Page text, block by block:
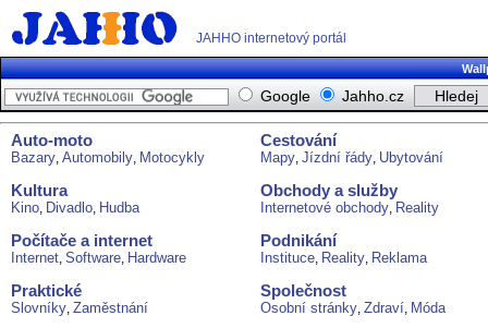
JAHHO internetový portál
Google Jahho.cz
Auto-moto
Bazary, Automobily, Motocykly
Kultura
Kino, Divadlo, Hudba
Počítače a internet
Internet, Software, Hardware
Praktické
Slovníky, Zaměstnání
Cestování
Mapy, Jízdní řády, Ubytování
Obchody a služby
Internetové obchody, Reality
Podnikání
Instituce, Reality, Reklama
Společnost
Osobní stránky, Zdraví, Móda